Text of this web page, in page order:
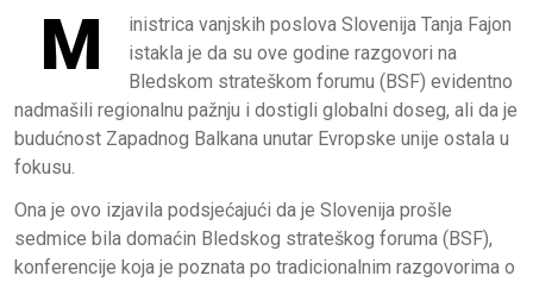
M
inistrica vanjskih poslova Slovenija Tanja Fajon
istakla je da su ove godine razgovori na
Bledskom strateškom forumu (BSF) evidentno
nadmašili regionalnu pažnju i dostigli globalni doseg, ali da je
budućnost Zapadnog Balkana unutar Evropske unije ostala u
fokusu.
Ona je ovo izjavila podsjećajući da je Slovenija prošle
sedmice bila domaćin Bledskog strateškog foruma (BSF),
konferencije koja je poznata po tradicionalnim razgovorima o